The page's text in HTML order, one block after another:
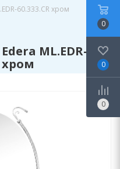
60.333.CR хром
ML.EDR-
хром
0
0
0